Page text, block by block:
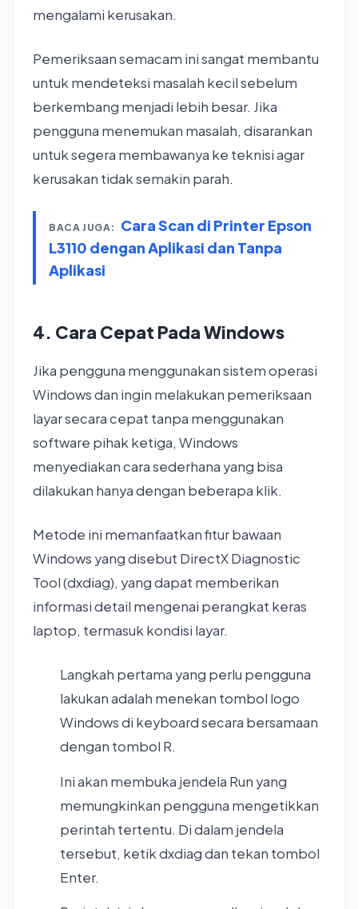
mengalami kerusakan.
Pemeriksaan semacam ini sangat membantu
untuk mendeteksi masalah kecil sebelum
berkembang menjadi lebih besar. Jika
pengguna menemukan masalah, disarankan
untuk segera membawanya ke teknisi agar
kerusakan tidak semakin parah.
BACA JUGA:
Cara Scan di Printer Epson
L3110 dengan Aplikasi dan Tanpa
Aplikasi
4. Cara Cepat Pada Windows
Jika pengguna menggunakan sistem operasi
Windows dan ingin melakukan pemeriksaan
layar secara cepat tanpa menggunakan
software pihak ketiga, Windows
menyediakan cara sederhana yang bisa
dilakukan hanya dengan beberapa klik.
Metode ini memanfaatkan fitur bawaan
Windows yang disebut DirectX Diagnostic
Tool (dxdiag), yang dapat memberikan
informasi detail mengenai perangkat keras
laptop, termasuk kondisi layar.
Langkah pertama yang perlu pengguna
lakukan adalah menekan tombol logo
Windows di keyboard secara bersamaan
dengan tombol R.
Ini akan membuka jendela Run yang
memungkinkan pengguna mengetikkan
perintah tertentu. Di dalam jendela
tersebut, ketik dxdiag dan tekan tombol
Enter.